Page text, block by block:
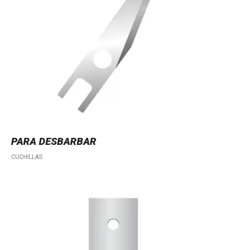
PARA DESBARBAR
CUCHILLAS